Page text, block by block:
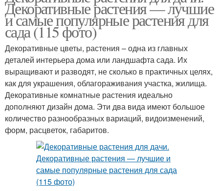
Декоративные растения — лучшие
и самые популярные растения для
сада (115 фото)
Декоративные цветы, растения – одна из главных
деталей интерьера дома или ландшафта сада. Их
выращивают и разводят, не сколько в практичных целях,
как для украшения, облагораживания участка, жилища.
Декоративные комнатные растения идеально
дополняют дизайн дома. Эти два вида имеют большое
количество разнообразных вариаций, видоизменений,
форм, расцветок, габаритов.